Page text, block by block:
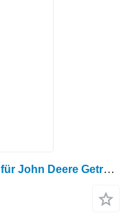
Modul John Deere JGAH235611 für John Deere Getreideernter